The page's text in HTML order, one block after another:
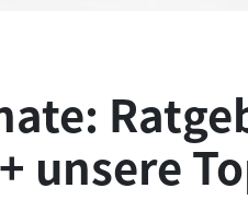
unsere